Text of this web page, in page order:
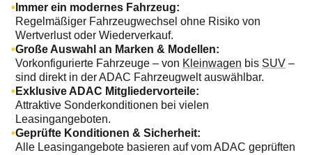
Immer ein modernes Fahrzeug:
Regelmäßiger Fahrzeugwechsel ohne Risiko von
Wertverlust oder Wiederverkauf.
Große Auswahl an Marken & Modellen:
Vorkonfigurierte Fahrzeuge – von Kleinwagen bis SUV –
sind direkt in der ADAC Fahrzeugwelt auswählbar.
Exklusive ADAC Mitgliedervorteile:
Attraktive Sonderkonditionen bei vielen
Leasingangeboten.
Geprüfte Konditionen & Sicherheit:
Alle Leasingangebote basieren auf vom ADAC geprüften